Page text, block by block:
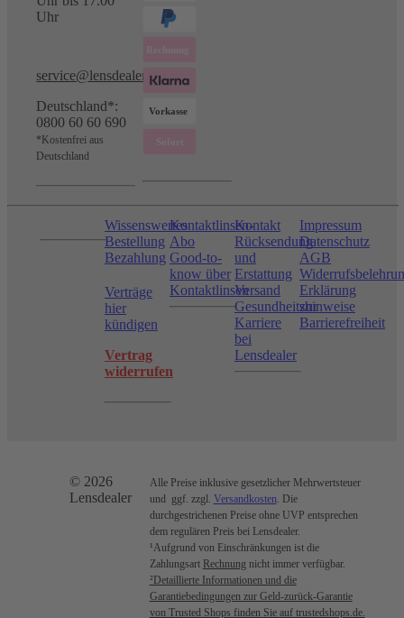
Uhr
service@lensdealer.com
Deutschland*:
0800 60 60 690
*Kostenfrei aus
Deutschland
Wissenswertes
Bestellung
Bezahlung
Verträge
hier
kündigen
Vertrag
widerrufen
Kontaktlinsen-
Abo
Good-to-
know über
Kontaktlinsen
Kontakt
Rücksendung
und
Erstattung
Versand
Gesundheitshinweise
Karriere
bei
Lensdealer
Impressum
Datenschutz
AGB
Erklärung
zur
Barrierefreiheit
© 2026
Lensdealer
Alle Preise inklusive gesetzlicher Mehrwertsteuer
und ggf. zzgl. Versandkosten. Die
durchgestrichenen Preise ohne UVP entsprechen
dem regulären Preis bei Lensdealer.
¹Aufgrund von Einschränkungen ist die
Zahlungsart Rechnungnicht immer verfügbar.
²Detaillierte Informationen und die
Garantiebedingungen zur Geld-zurück-Garantie
von Trusted Shops finden Sie auf trustedshops.de.